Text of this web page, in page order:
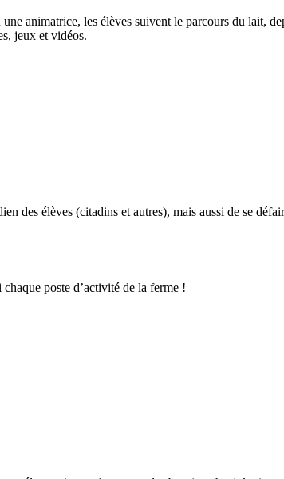
animatrice, les élèves suivent le parcours du lait,
jeux et vidéos.
des élèves (citadins et autres), mais aussi de se
poste d’activité de la ferme !